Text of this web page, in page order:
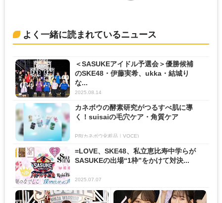
よく一緒に読まれているニュース
＜SASUKEアイドル予選会＞優勝候補
のSKE48・伊藤実希、ukka・結城り
な...
2025.08.14
カネボウの酵素研究がつるすべ肌に導
く！suisaiの毛穴ケア・角質ケア
PR(カネボウ化粧品｜VOCE)
=LOVE、SKE48、私立恵比寿中学らが
SASUKEの出場“1枠”をかけて対決...
2025.07.07